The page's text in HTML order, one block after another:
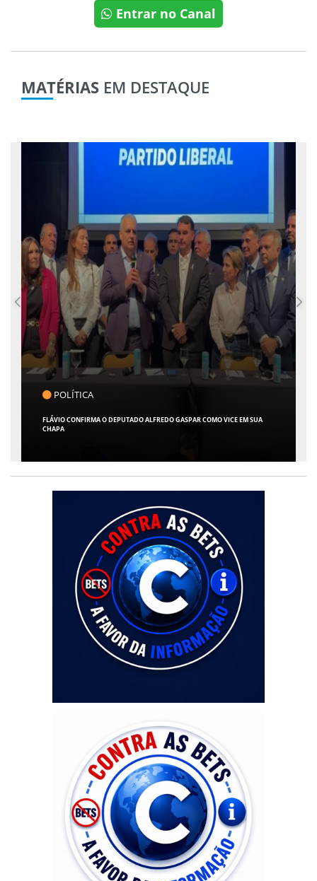
Entrar no Canal
MATÉRIAS EM DESTAQUE
POLÍTICA
FLÁVIO CONFIRMA O DEPUTADO ALFREDO GASPAR COMO VICE EM SUA
CHAPA